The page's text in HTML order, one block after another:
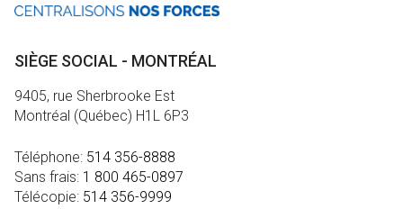
SIÈGE SOCIAL - MONTRÉAL
9405, rue Sherbrooke Est
Montréal (Québec) H1L 6P3
Téléphone: 514 356-8888
Sans frais: 1 800 465-0897
Télécopie: 514 356-9999